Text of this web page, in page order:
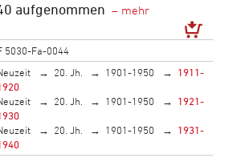
aufgenommen
5030-Fa-0044
20. Jh. 1901-1950
1911-
20. Jh. 1901-1950
1921-
20. Jh. 1901-1950
1931-